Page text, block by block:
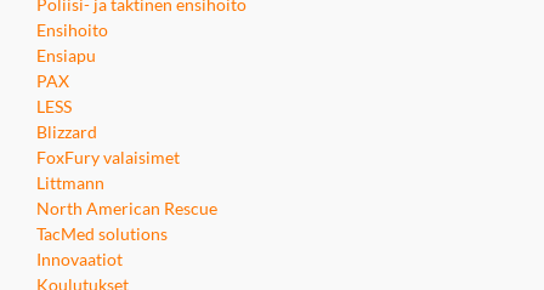
Poliisi- ja taktinen ensihoito
Ensihoito
Ensiapu
PAX
LESS
Blizzard
FoxFury valaisimet
Littmann
North American Rescue
TacMed solutions
Innovaatiot
Koulutukset